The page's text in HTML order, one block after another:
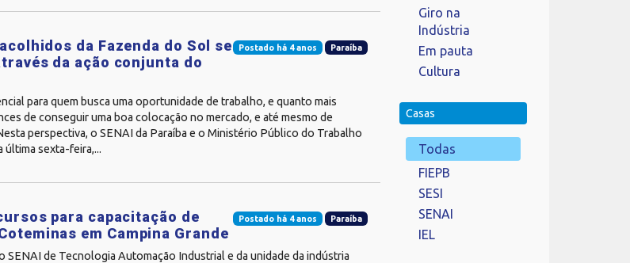
Postado há 4 anos Paraíba
da Fazenda do Sol se
da ação conjunta do
para quem busca uma oportunidade de trabalho, e quanto mais
de conseguir uma boa colocação no mercado, e até mesmo de
perspectiva, o SENAI da Paraíba e o Ministério Público do Trabalho
última sexta-feira,...
Postado há 4 anos Paraíba
para capacitação de
em Campina Grande
de Tecnologia Automação Industrial e da unidade da indústria
Giro na
Indústria
Em pauta
Cultura
Casas
Todas
FIEPB
SESI
SENAI
IEL